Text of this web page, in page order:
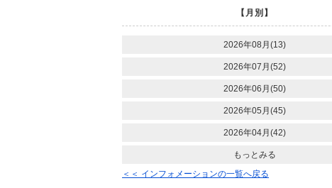
【月別】
2026年08月(13)
2026年07月(52)
2026年06月(50)
2026年05月(45)
2026年04月(42)
もっとみる
＜＜ インフォメーションの一覧へ戻る